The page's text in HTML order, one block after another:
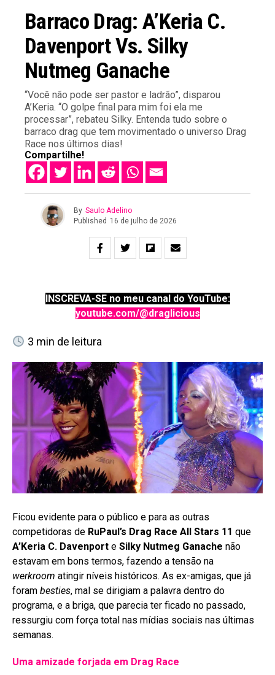
Barraco Drag: A’Keria C.
Davenport Vs. Silky
Nutmeg Ganache
“Você não pode ser pastor e ladrão”, disparou
A’Keria. “O golpe final para mim foi ela me
processar”, rebateu Silky. Entenda tudo sobre o
barraco drag que tem movimentado o universo Drag
Race nos últimos dias!
Compartilhe!
By Saulo Adelino
Published 16 de julho de 2026
INSCREVA-SE no meu canal do YouTube:
youtube.com/@draglicious
3 min de leitura
Ficou evidente para o público e para as outras
competidoras de RuPaul’s Drag Race All Stars 11 que
A’Keria C. Davenport e Silky Nutmeg Ganache não
estavam em bons termos, fazendo a tensão na
werkroom atingir níveis históricos. As ex-amigas, que já
foram besties, mal se dirigiam a palavra dentro do
programa, e a briga, que parecia ter ficado no passado,
ressurgiu com força total nas mídias sociais nas últimas
semanas.
Uma amizade forjada em Drag Race